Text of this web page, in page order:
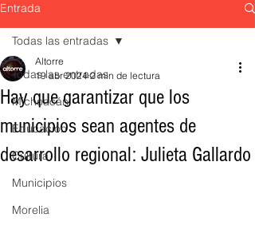
Entrada
Todas las entradas
Michoacán
Educación
Cultura
Municipios
Morelia
Todas las entradas
Hay que garantizar que los
municipios sean agentes de
desarrollo regional: Julieta Gallardo
Altorre
19 abr 2024 2 min de lectura